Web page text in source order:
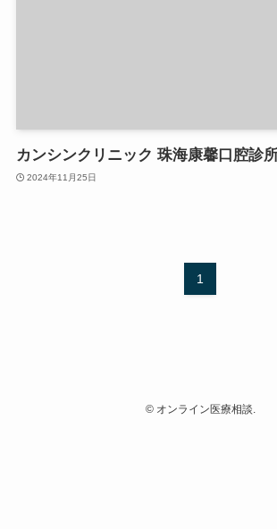
カンシンクリニック 珠海康馨口腔診
2024年11月25日
1
©オンライン医療相談.